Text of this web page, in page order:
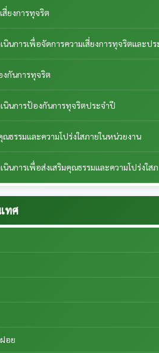
สี่ยงการทุจริต
นินการเพื่อจัดการความเสี่ยงการทุจริตและ
กันการทุจริต
นินการป้องกันการทุจริตประจำปี
ณธรรมและความโปร่งใสภายในหน่วยงาน
นินการเพื่อส่งเสริมคุณธรรมและความโปร่งใส
ทศ
อย